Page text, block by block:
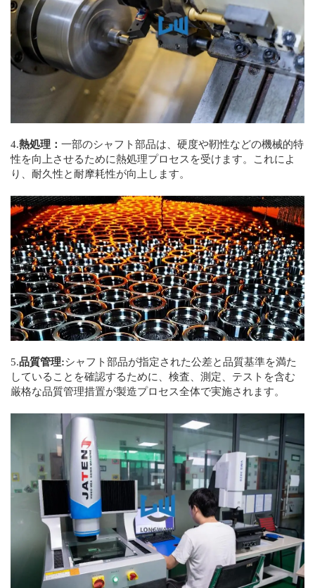
4.熱処理： 一部のシャフト部品は、硬度や靭性などの機械的特
性を向上させるために熱処理プロセスを受けます。これによ
り、耐久性と耐摩耗性が向上します。
5.品質管理:シャフト部品が指定された公差と品質基準を満た
していることを確認するために、検査、測定、テストを含む
厳格な品質管理措置が製造プロセス全体で実施されます。